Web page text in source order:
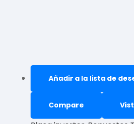
Añadir a la lista de
Compare